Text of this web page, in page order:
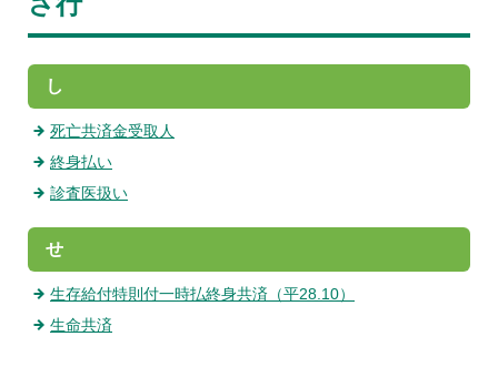
し
死亡共済金受取人
終身払い
診査医扱い
せ
生存給付特則付一時払終身共済（平28.10）
生命共済